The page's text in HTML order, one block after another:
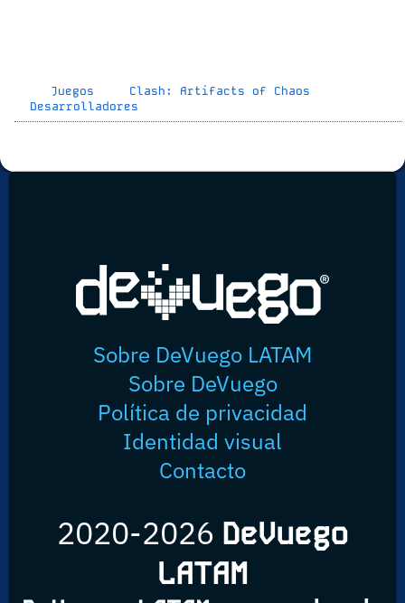
Juegos
Clash: Artifacts of Chaos
Desarrolladores
Sobre DeVuego LATAM
Sobre DeVuego
Política de privacidad
Identidad visual
Contacto
2020-2026 DeVuego
LATAM